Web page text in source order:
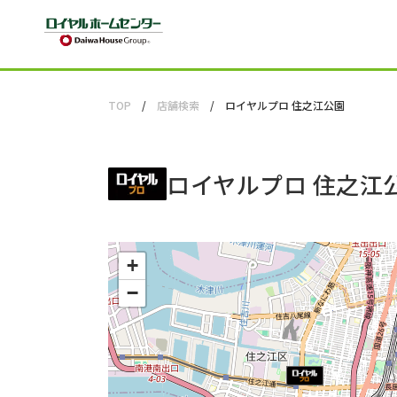
TOP 店舗検索 ロイヤルプロ 住之江公園
ロイヤルプロ 住之江
+
−